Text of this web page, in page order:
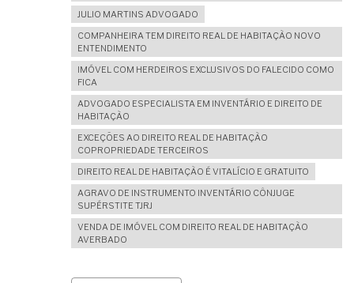
JULIO MARTINS ADVOGADO
COMPANHEIRA TEM DIREITO REAL DE HABITAÇÃO NOVO
ENTENDIMENTO
IMÓVEL COM HERDEIROS EXCLUSIVOS DO FALECIDO COMO
FICA
ADVOGADO ESPECIALISTA EM INVENTÁRIO E DIREITO DE
HABITAÇÃO
EXCEÇÕES AO DIREITO REAL DE HABITAÇÃO
COPROPRIEDADE TERCEIROS
DIREITO REAL DE HABITAÇÃO É VITALÍCIO E GRATUITO
AGRAVO DE INSTRUMENTO INVENTÁRIO CÔNJUGE
SUPÉRSTITE TJRJ
VENDA DE IMÓVEL COM DIREITO REAL DE HABITAÇÃO
AVERBADO